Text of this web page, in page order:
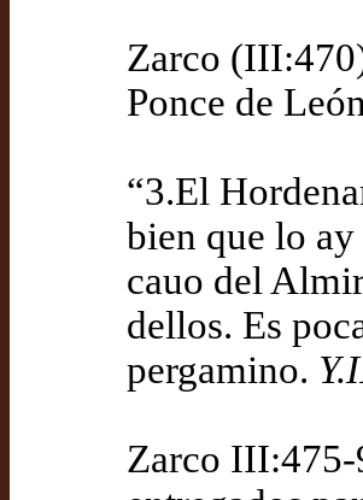
Zarco
Ponce de
“3.El
bien que lo
cauo del
dellos. Es
pergamino.
Zarco III:475-